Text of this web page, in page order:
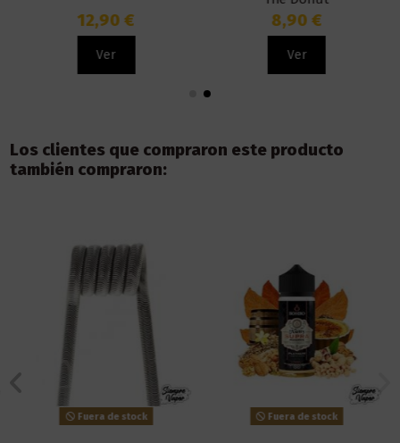
12,90 €
Ver
8,90 €
Ver
Los clientes que compraron este producto
también compraron:
Fuera de stock Fuera de stock